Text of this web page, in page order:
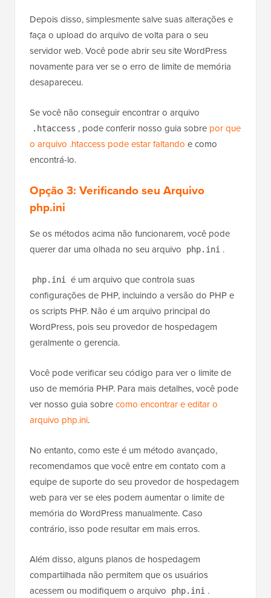
NGINX, este método pode não ter efeito.
Depois disso, simplesmente salve suas alterações e
faça o upload do arquivo de volta para o seu
servidor web. Você pode abrir seu site WordPress
desapareceu.
Se você não conseguir encontrar o arquivo
.htaccess
encontrá-lo.
php.ini
querer dar uma olhada no seu arquivo php.ini
php.ini é um arquivo que controla suas
configurações de PHP, incluindo a versão do PHP e
os scripts PHP. Não é um arquivo principal do
geralmente o gerencia.
Você pode verificar seu código para ver o limite de
uso de memória PHP. Para mais detalhes, você pode
arquivo php.ini.
No entanto, como este é um método avançado,
recomendamos que você entre em contato com a
equipe de suporte do seu provedor de hospedagem
web para ver se eles podem aumentar o limite de
contrário, isso pode resultar em mais erros.
Além disso, alguns planos de hospedagem